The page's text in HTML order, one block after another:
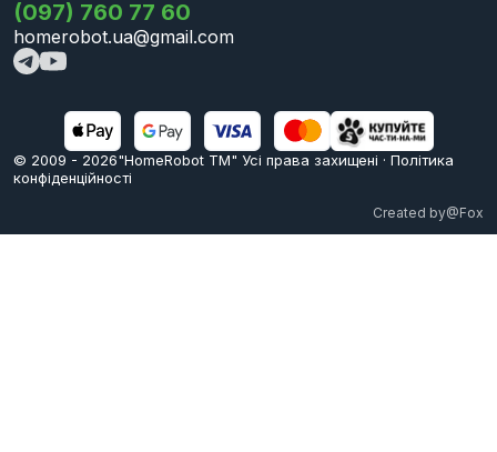
(097) 760 77 60
homerobot.ua@gmail.com
© 2009 - 2026"HomeRobot ТМ" Усi права захищені · Політика
конфіденційності
Created by@Fox